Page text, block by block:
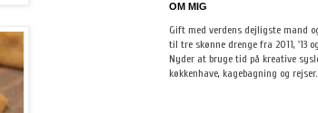
OM MIG
Gift med verdens dejligste mand
til tre skønne drenge fra 2011, '13
Nyder at bruge tid på kreative
køkkenhave, kagebagning og rejser.